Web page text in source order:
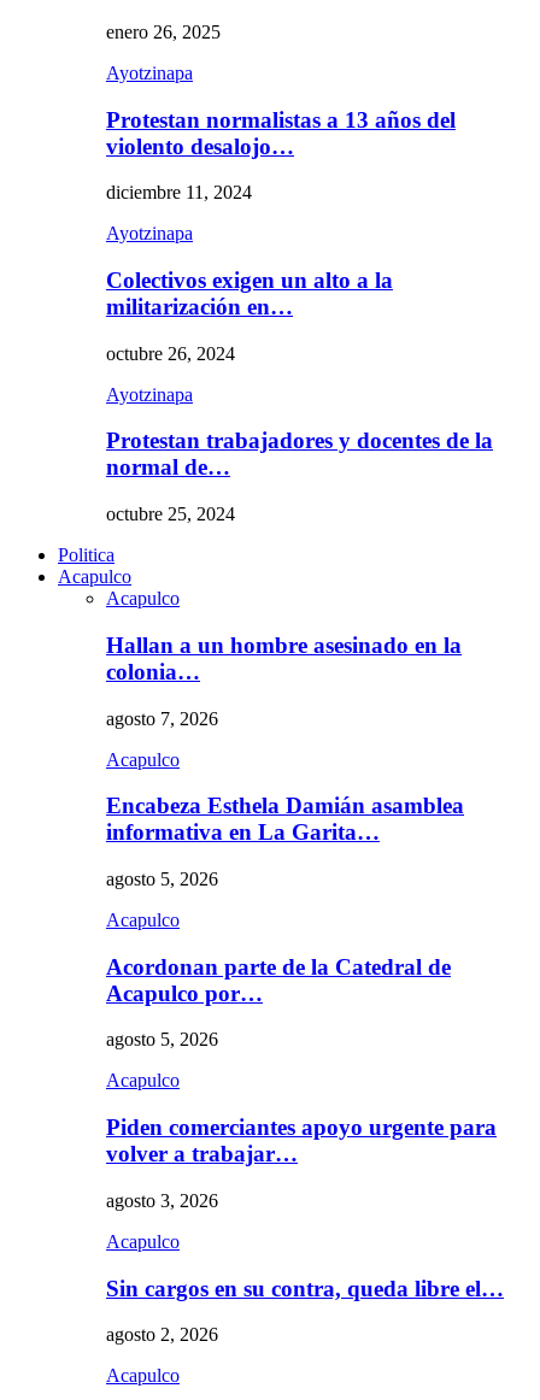
enero 26, 2025
Ayotzinapa
Protestan normalistas a 13 años del
violento desalojo…
diciembre 11, 2024
Ayotzinapa
Colectivos exigen un alto a la
militarización en…
octubre 26, 2024
Ayotzinapa
Protestan trabajadores y docentes de la
normal de…
octubre 25, 2024
Politica
Acapulco
Acapulco
Hallan a un hombre asesinado en la
colonia…
agosto 7, 2026
Acapulco
Encabeza Esthela Damián asamblea
informativa en La Garita…
agosto 5, 2026
Acapulco
Acordonan parte de la Catedral de
Acapulco por…
agosto 5, 2026
Acapulco
Piden comerciantes apoyo urgente para
volver a trabajar…
agosto 3, 2026
Acapulco
Sin cargos en su contra, queda libre el…
agosto 2, 2026
Acapulco